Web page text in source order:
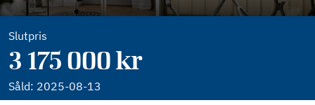
Slutpris
3 175 000 kr
Såld: 2025-08-13